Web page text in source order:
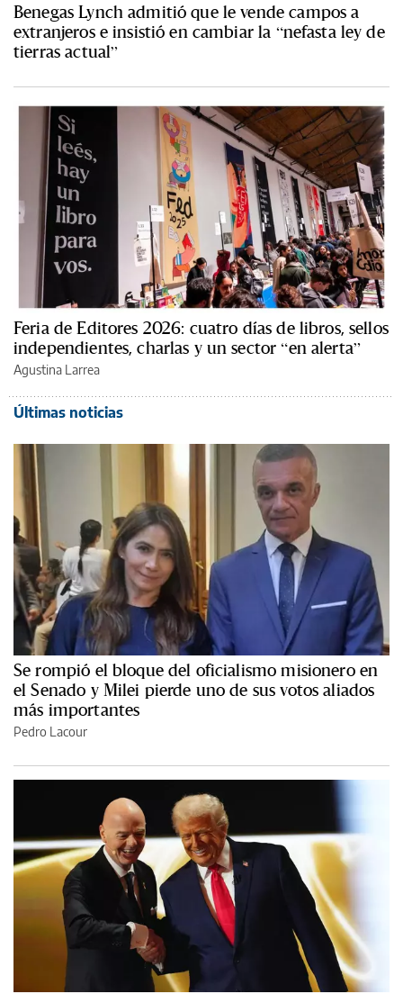
Benegas Lynch admitió que le vende campos a
extranjeros e insistió en cambiar la “nefasta ley de
tierras actual”
Feria de Editores 2026: cuatro días de libros, sellos
independientes, charlas y un sector “en alerta”
Agustina Larrea
Últimas noticias
Se rompió el bloque del oficialismo misionero en
el Senado y Milei pierde uno de sus votos aliados
más importantes
Pedro Lacour